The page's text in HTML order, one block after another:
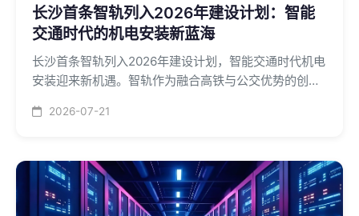
长沙首条智轨列入2026年建设计划：智能
交通时代的机电安装新蓝海
长沙首条智轨列入2026年建设计划，智能交通时代机电
安装迎来新机遇。智轨作为融合高铁与公交优势的创新
2026-07-21